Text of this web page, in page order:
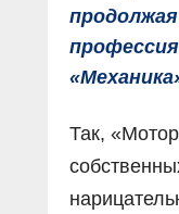
Так,